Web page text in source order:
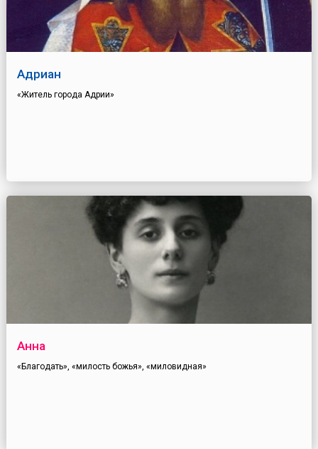
Адриан
«Житель города Адрии»
Анна
«Благодать», «милость божья», «миловидная»